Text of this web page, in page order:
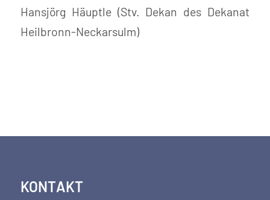
Hansjörg Häuptle (Stv. Dekan des Dekanat
Heilbronn-Neckarsulm)
KONTAKT